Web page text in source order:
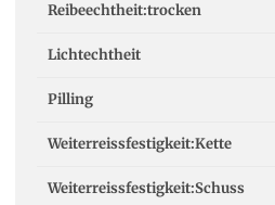
Reibeechtheit:trocken
Lichtechtheit
Pilling
Weiterreissfestigkeit:Kette
Weiterreissfestigkeit:Schuss